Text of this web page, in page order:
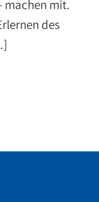
machen mit.
des